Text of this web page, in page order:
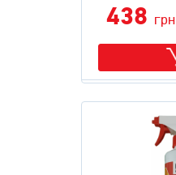
438 грн
Розфасовка: .